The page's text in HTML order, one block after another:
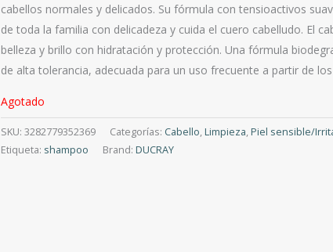
cabellos normales y delicados. Su fórmula con tensioactivos
de toda la familia con delicadeza y cuida el cuero cabelludo. El
belleza y brillo con hidratación y protección. Una fórmula
de alta tolerancia, adecuada para un uso frecuente a partir de
Agotado
SKU: 3282779352369 Categorías: Cabello,Limpieza,Piel sensible/
Etiqueta: shampoo Brand: DUCRAY